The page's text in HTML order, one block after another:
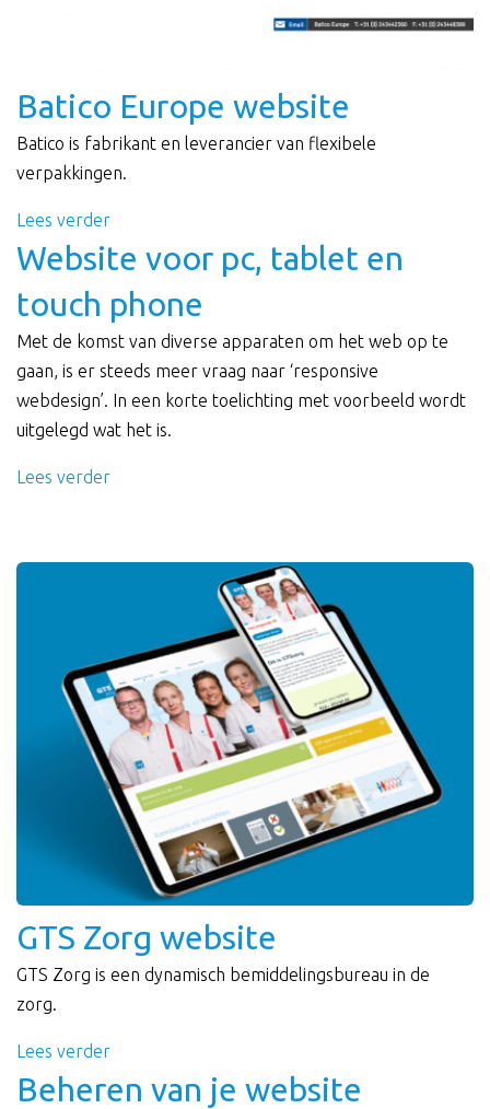
Batico Europe website
Batico is fabrikant en leverancier van flexibele
verpakkingen.
Lees verder
Website voor pc, tablet en
touch phone
Met de komst van diverse apparaten om het web op te
gaan, is er steeds meer vraag naar ‘responsive
webdesign’. In een korte toelichting met voorbeeld wordt
uitgelegd wat het is.
Lees verder
GTS Zorg website
GTS Zorg is een dynamisch bemiddelingsbureau in de
zorg.
Lees verder
Beheren van je website